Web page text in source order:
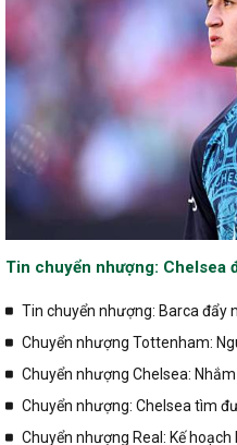
Tin chuyển nhượng: Chelsea
Tin chuyển nhượng: Barca đẩy
Chuyển nhượng Tottenham:
Chuyển nhượng Chelsea:
Chuyển nhượng: Chelsea tìm
Chuyển nhượng Real: Kế